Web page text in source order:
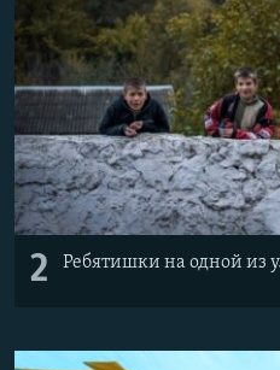
2 Ребятишки на одной из